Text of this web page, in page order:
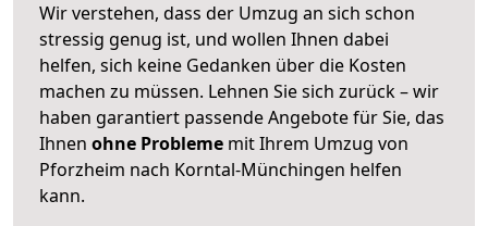
Wir verstehen, dass der Umzug an sich schon
stressig genug ist, und wollen Ihnen dabei
helfen, sich keine Gedanken über die Kosten
machen zu müssen. Lehnen Sie sich zurück – wir
haben garantiert passende Angebote für Sie, das
Ihnen ohne Probleme mit Ihrem Umzug von
Pforzheim nach Korntal-Münchingen helfen
kann.